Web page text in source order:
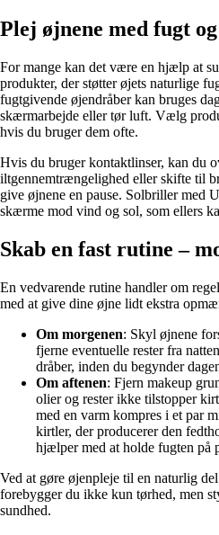
Plej øjnene med fugt
For mange kan det være en hjælp at
produkter, der støtter øjets naturlige
fugtgivende øjendråber kan bruges
skærmarbejde eller tør luft. Vælg
hvis du bruger dem ofte.
Hvis du bruger kontaktlinser, kan du
iltgennemtrængelighed eller skifte til
give øjnene en pause. Solbriller med
skærme mod vind og sol, som ellers
Skab en fast rutine –
En vedvarende rutine handler om
med at give dine øjne lidt ekstra
Om morgenen: Skyl øjnene
fjerne eventuelle rester fra
dråber, inden du begynder
Om aftenen: Fjern makeup
olier og rester ikke tilstopper
med en varm kompres i et par
kirtler, der producerer den
hjælper med at holde fugten på
Ved at gøre øjenpleje til en naturlig
forebygger du ikke kun tørhed, men
sundhed.